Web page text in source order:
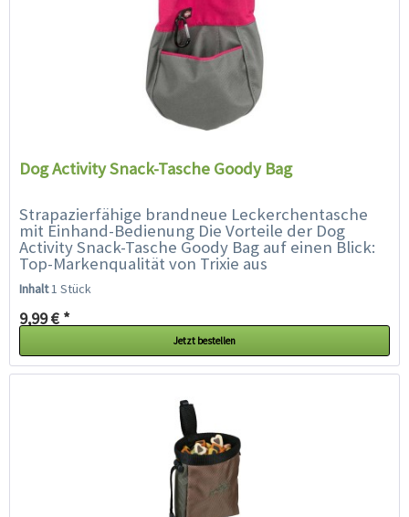
Dog Activity Snack-Tasche Goody Bag
Strapazierfähige brandneue Leckerchentasche
mit Einhand-Bedienung Die Vorteile der Dog
Activity Snack-Tasche Goody Bag auf einen Blick:
Top-Markenqualität von Trixie aus
strapazierfähigem Nylon...
Inhalt1 Stück
9,99 € *
Jetzt bestellen